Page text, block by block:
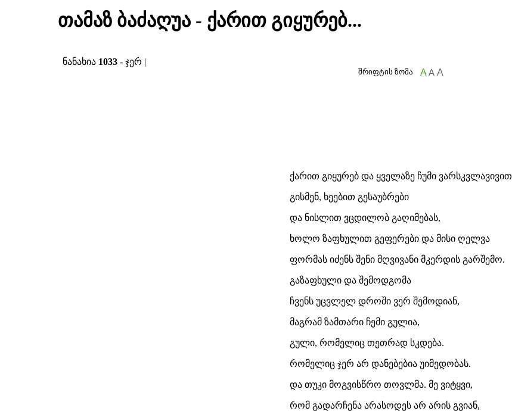
თამაზ ბაძაღუა - ქარით გიყურებ...
ნანახია 1033 - ჯერ |
შრიფტის ზომა A A A
ქარით გიყურებ და ყველაზე ჩუმი ვარსკვლავივით
გისმენ, ხეებით გესაუბრები
და ნისლით ვცდილობ გაღიმებას,
ხოლო ზაფხულით გეფერები და მისი ღელვა
ფორმას იძენს შენი მღვივანი მკერდის გარშემო.
გაზაფხული და შემოდგომა
ჩვენს უცვლელ დროში ვერ შემოდიან,
მაგრამ ზამთარი ჩემი გულია,
გული, რომელიც თეთრად სკდება.
რომელიც ჯერ არ დანებებია უიმედობას.
და თუკი მოგვისწრო თოვლმა. მე ვიტყვი,
რომ გადარჩენა არასოდეს არ არის გვიან,